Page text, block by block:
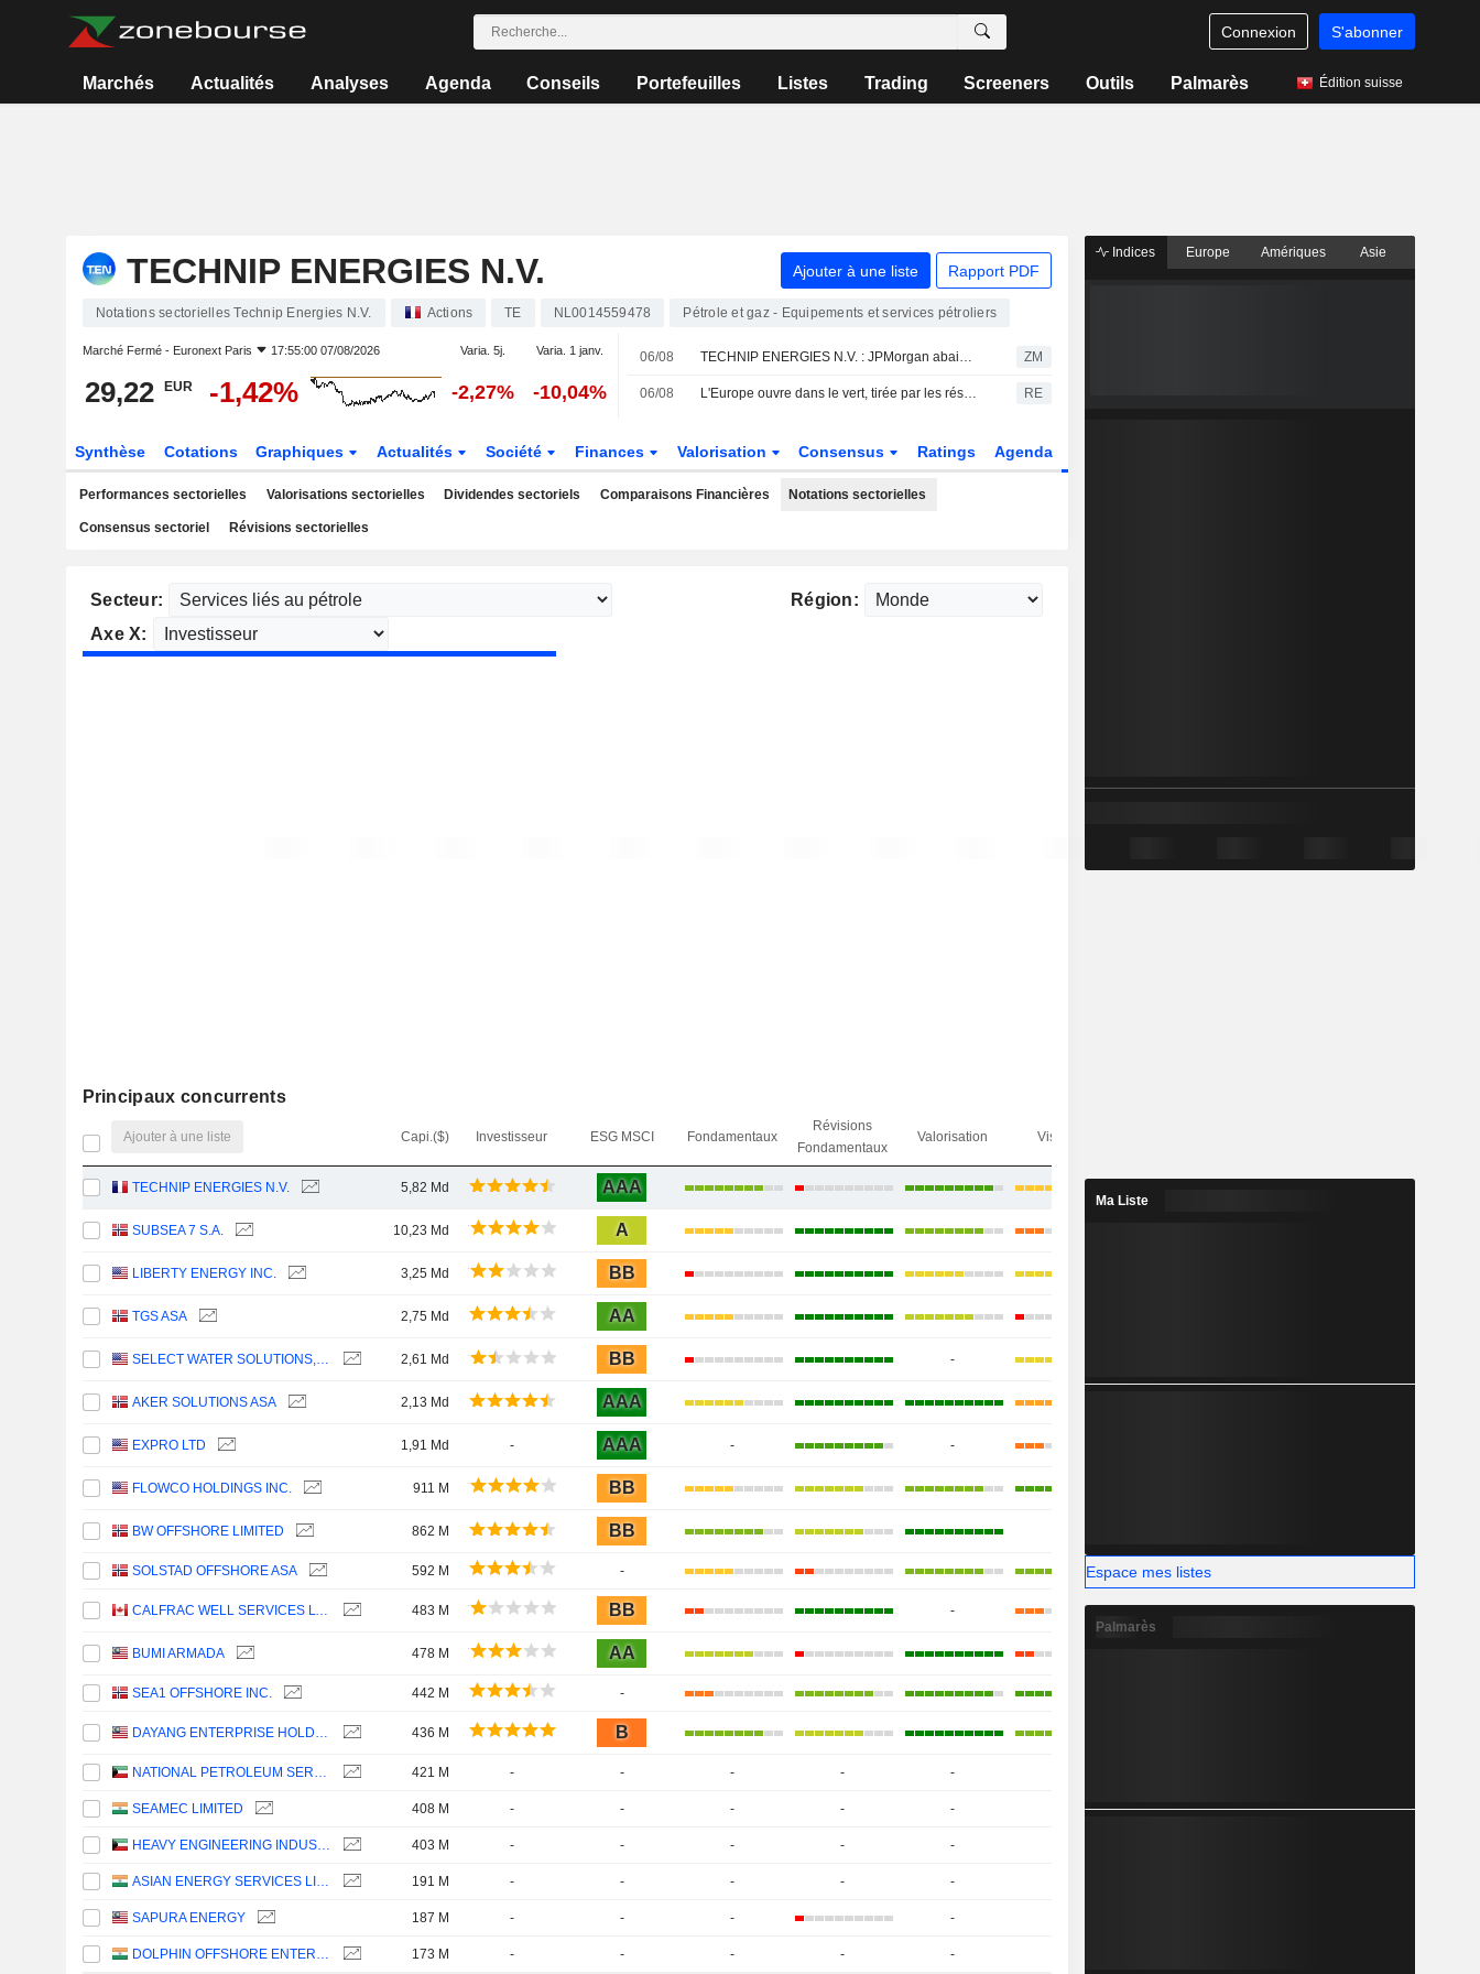
Connexion S'abonner
Marchés Actualités Analyses Agenda Conseils Portefeuilles Listes Trading Screeners Outils Palmarès Édition suisse
TECHNIP ENERGIES N.V. Ajouter à une liste Rapport PDF
Notations sectorielles Technip Energies N.V. Actions TE NL0014559478 Pétrole et gaz - Equipements et services pétroliers
Marché Fermé - Euronext Paris 17:55:00 07/08/2026 Varia. 5j. Varia. 1 janv.
29,22 EUR -1,42% -2,27% -10,04%
06/08 TECHNIP ENERGIES N.V. : JPMorgan abaisse son opinion à neutre ZM
06/08 L'Europe ouvre dans le vert, tirée par les résultats et les espoirs en Iran RE
Synthèse Cotations Graphiques Actualités Société Finances Valorisation Consensus Ratings Agenda
Performances sectorielles Valorisations sectorielles Dividendes sectoriels Comparaisons Financières Notations sectorielles
Consensus sectoriel Révisions sectorielles
Secteur:
Région:
Axe X:
Principaux concurrents
Ajouter à une liste Capi.($) Investisseur ESG MSCI Fondamentaux
Révisions
Fondamentaux
Valorisation Visibilité
TECHNIP ENERGIES N.V. 5,82 Md AAA
SUBSEA 7 S.A. 10,23 Md A
LIBERTY ENERGY INC. 3,25 Md BB
TGS ASA 2,75 Md AA
SELECT WATER SOLUTIONS, INC. 2,61 Md BB -
AKER SOLUTIONS ASA 2,13 Md AAA
EXPRO LTD 1,91 Md - AAA - -
FLOWCO HOLDINGS INC. 911 M BB
BW OFFSHORE LIMITED 862 M BB
SOLSTAD OFFSHORE ASA 592 M -
CALFRAC WELL SERVICES LTD. 483 M BB -
BUMI ARMADA 478 M AA
SEA1 OFFSHORE INC. 442 M -
DAYANG ENTERPRISE HOLDINGS 436 M B
NATIONAL PETROLEUM SERVICES COMPANY K.S.C.P. 421 M - - - - -
SEAMEC LIMITED 408 M - - - - - -
HEAVY ENGINEERING INDUSTRIES AND SHIPBUILDING COMPANY K.S.C.P. 403 M - - - - -
ASIAN ENERGY SERVICES LIMITED 191 M - - - - -
SAPURA ENERGY 187 M - - - -
DOLPHIN OFFSHORE ENTERPRISES (INDIA) LIMITED 173 M - - - - -
Indices Europe Amériques Asie
Ma Liste
Espace mes listes
Palmarès